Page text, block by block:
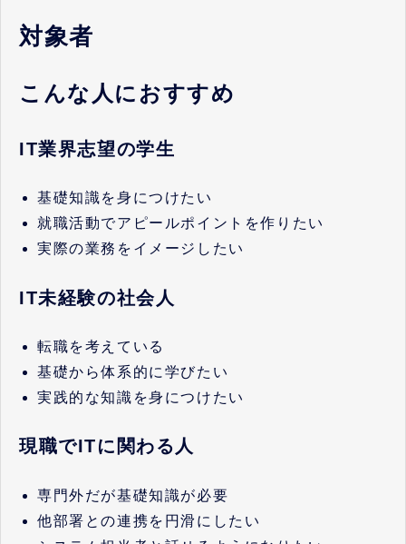
対象者
こんな人におすすめ
IT業界志望の学生
基礎知識を身につけたい
就職活動でアピールポイントを作りたい
実際の業務をイメージしたい
IT未経験の社会人
転職を考えている
基礎から体系的に学びたい
実践的な知識を身につけたい
現職でITに関わる人
専門外だが基礎知識が必要
他部署との連携を円滑にしたい